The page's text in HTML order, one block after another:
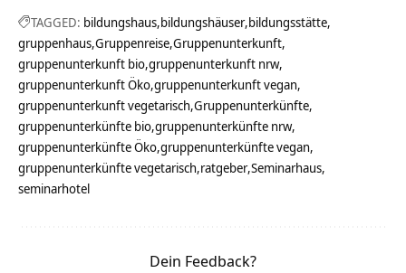
TAGGED: bildungshaus bildungshäuser bildungsstätte
gruppenhaus Gruppenreise Gruppenunterkunft
gruppenunterkunft bio gruppenunterkunft nrw
gruppenunterkunft Öko gruppenunterkunft vegan
gruppenunterkunft vegetarisch Gruppenunterkünfte
gruppenunterkünfte bio gruppenunterkünfte nrw
gruppenunterkünfte Öko gruppenunterkünfte vegan
gruppenunterkünfte vegetarisch ratgeber Seminarhaus
seminarhotel
Dein Feedback?